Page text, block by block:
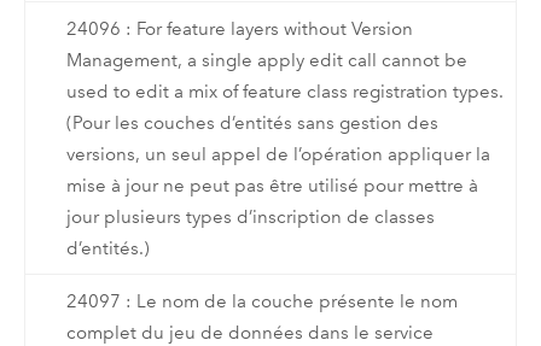
24096 : For feature layers without Version
Management, a single apply edit call cannot be
used to edit a mix of feature class registration types.
(Pour les couches d’entités sans gestion des
versions, un seul appel de l’opération appliquer la
mise à jour ne peut pas être utilisé pour mettre à
jour plusieurs types d’inscription de classes
d’entités.)
24097 : Le nom de la couche présente le nom
complet du jeu de données dans le service